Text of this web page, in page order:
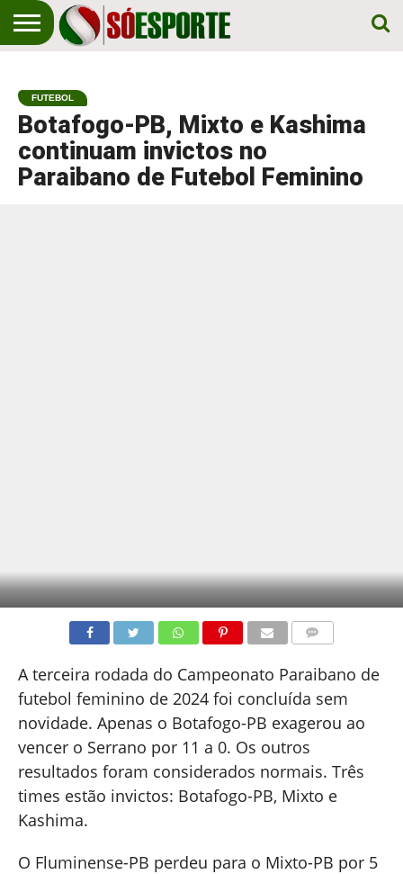
EM
PRIMEIRO
ESPORTE
FUTEBOL
Botafogo-PB, Mixto e Kashima
continuam invictos no
Paraibano de Futebol Feminino
A terceira rodada do Campeonato Paraibano de
futebol feminino de 2024 foi concluída sem
novidade. Apenas o Botafogo-PB exagerou ao
vencer o Serrano por 11 a 0. Os outros
resultados foram considerados normais. Três
times estão invictos: Botafogo-PB, Mixto e
Kashima.
O Fluminense-PB perdeu para o Mixto-PB por 5